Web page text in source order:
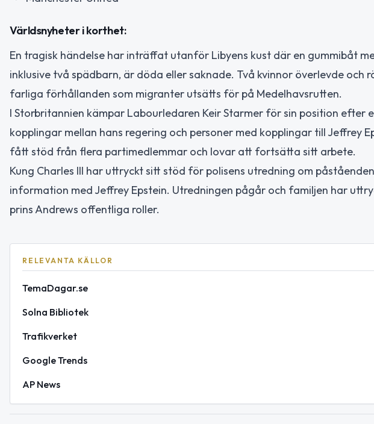
Världsnyheter i korthet:
En tragisk händelse har inträffat utanför Libyens kust där en gummibåt
inklusive två spädbarn, är döda eller saknade. Två kvinnor överlevde och
farliga förhållanden som migranter utsätts för på Medelhavsrutten.
I Storbritannien kämpar Labourledaren Keir Starmer för sin position efter
kopplingar mellan hans regering och personer med kopplingar till Jeffrey
fått stöd från flera partimedlemmar och lovar att fortsätta sitt arbete.
Kung Charles III har uttryckt sitt stöd för polisens utredning om
information med Jeffrey Epstein. Utredningen pågår och familjen har
prins Andrews offentliga roller.
RELEVANTA KÄLLOR
TemaDagar.se
Solna Bibliotek
Trafikverket
Google Trends
AP News